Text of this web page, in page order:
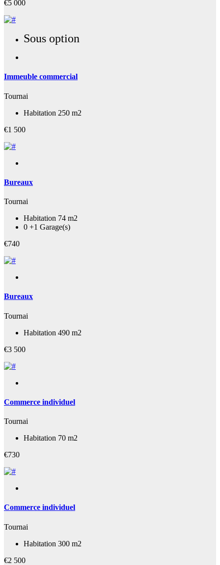
€5 000
Sous option
Immeuble commercial
Tournai
Habitation 250 m2
€1 500
Bureaux
Tournai
Habitation 74 m2
0 +1 Garage(s)
€740
Bureaux
Tournai
Habitation 490 m2
€3 500
Commerce individuel
Tournai
Habitation 70 m2
€730
Commerce individuel
Tournai
Habitation 300 m2
€2 500